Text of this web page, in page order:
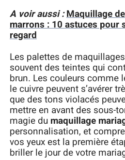
A voir aussi :Maquillage
marrons : 10 astuces pour
regard
Les palettes de
souvent des teintes qui
brun. Les couleurs comme
le cuivre peuvent s’avérer
que des tons violacés
mettre en avant des sous-
magie du maquillage
personnalisation, et
vos yeux est la première
briller le jour de votre